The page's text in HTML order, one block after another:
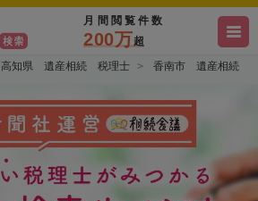
月間閲覧件数
200万超
高知県 遺産相続 税理士 香南市 遺産相続